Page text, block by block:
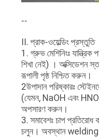
--
II. প্রাক-ওয়েল্ডিং প্রস্তুতি
1. গ্রুভ মেশিনিংঃ
শিখা নেই) । অক্সিডেশন
রূপালী পৃষ্ঠ নিশ্চিত করুন।
2উপাদান পরিষ্কারঃ
(যেমন, NaOH এবং
অপসারণ করুন।
3. সমাবেশঃ চাপ প্রতিরোধ
চলুন। অবস্থান welding